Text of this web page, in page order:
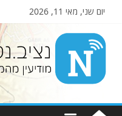
יום שני, מאי 11, 2026
Nziv.net
מודיעין
מהמקורות